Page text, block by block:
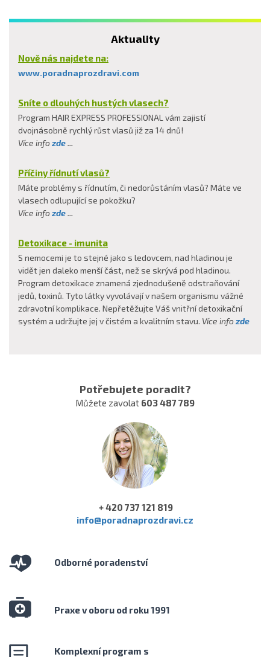
Aktuality
Nově nás najdete na:
www.poradnaprozdravi.com
Sníte o dlouhých hustých vlasech?
Program HAIR EXPRESS PROFESSIONAL vám zajistí
dvojnásobně rychlý růst vlasů již za 14 dnů!
Více info zde...
Příčiny řídnutí vlasů?
Máte problémy s řídnutím, či nedorůstáním vlasů? Máte ve
vlasech odlupující se pokožku?
Více info zde...
Detoxikace - imunita
S nemocemi je to stejné jako s ledovcem, nad hladinou je
vidět jen daleko menší část, než se skrývá pod hladinou.
Program detoxikace znamená zjednodušeně odstraňování
jedů, toxinů. Tyto látky vyvolávají v našem organismu vážné
zdravotní komplikace. Nepřetěžujte Váš vnitřní detoxikační
systém a udržujte jej v čistém a kvalitním stavu. Více info zde
Potřebujete poradit?
Můžete zavolat 603 487 789
+ 420 737 121 819
info@poradnaprozdravi.cz
Odborné poradenství
Praxe v oboru od roku 1991
Komplexní program s